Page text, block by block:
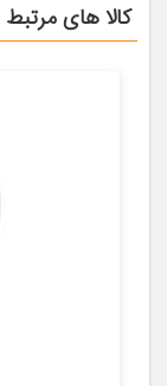
کالا های مرتبط